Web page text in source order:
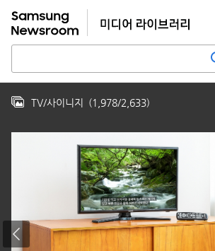
TV/사이니지 (1,978/2,633)